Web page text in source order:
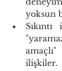
yoksun
ilişkiler.